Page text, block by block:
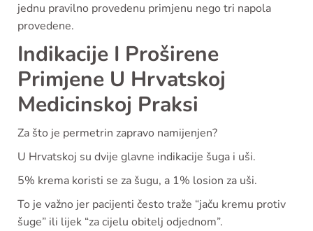
jednu pravilno provedenu primjenu nego tri napola
provedene.
Indikacije I Proširene
Primjene U Hrvatskoj
Medicinskoj Praksi
Za što je permetrin zapravo namijenjen?
U Hrvatskoj su dvije glavne indikacije šuga i uši.
5% krema koristi se za šugu, a 1% losion za uši.
To je važno jer pacijenti često traže “jaču kremu protiv
šuge” ili lijek “za cijelu obitelj odjednom”.